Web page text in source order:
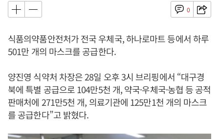
0
식품의약품안전처가 전국 우체국, 하나로마트 등에서 하루
501만 개의 마스크를 공급한다.
양진영 식약처 차장은 28일 오후 3시 브리핑에서 “대구경
북에 특별 공급으로 104만5천 개, 약국·우체국·농협 등 공적
판매처에 271만5천 개, 의료기관에 125만1천 개의 마스크
를 공급한다”고 밝혔다.